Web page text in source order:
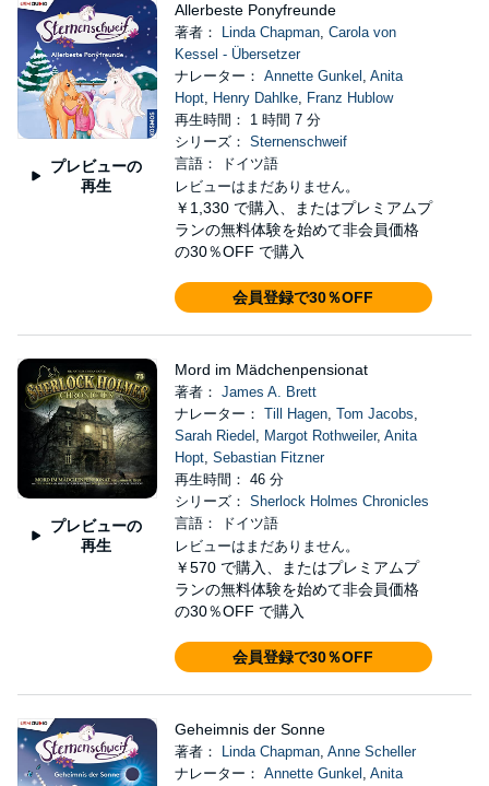
プレビューの
再生
Allerbeste Ponyfreunde
著者： Linda Chapman, Carola von
Kessel - Übersetzer
ナレーター： Annette Gunkel , Anita
Hopt, Henry Dahlke, Franz Hublow
再生時間： 1 時間 7 分
シリーズ： Sternenschweif
言語： ドイツ語
レビューはまだありません。
￥1,330 で購入、またはプレミアムプ
ランの無料体験を始めて非会員価格
の30％OFF で購入
会員登録で30％OFF
プレビューの
再生
Mord im Mädchenpensionat
著者： James A. Brett
ナレーター： Till Hagen, Tom Jacobs,
Sarah Riedel , Margot Rothweiler, Anita
Hopt, Sebastian Fitzner
再生時間： 46 分
シリーズ： Sherlock Holmes Chronicles
言語： ドイツ語
レビューはまだありません。
￥570 で購入、またはプレミアムプ
ランの無料体験を始めて非会員価格
の30％OFF で購入
会員登録で30％OFF
Geheimnis der Sonne
著者： Linda Chapman, Anne Scheller
ナレーター： Annette Gunkel , Anita